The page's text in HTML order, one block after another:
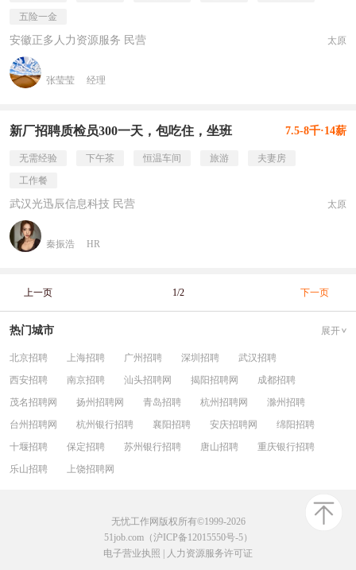
五险一金
安徽正多人力资源服务 民营 太原
张莹莹 经理
新厂招聘质检员300一天，包吃住，坐班 7.5-8千·14薪
无需经验 下午茶 恒温车间 旅游
夫妻房
工作餐
武汉光迅辰信息科技 民营 太原
秦振浩 HR
上一页 1/2 下一页
热门城市 展开
北京招聘 上海招聘 广州招聘 深圳招聘
武汉招聘
西安招聘
南京招聘 汕头招聘网 揭阳招聘网
成都招聘
茂名招聘网
扬州招聘网 青岛招聘 杭州招聘网
滁州招聘
台州招聘网
杭州银行招聘 襄阳招聘 安庆招聘网
绵阳招聘
十堰招聘
保定招聘 苏州银行招聘 唐山招聘
重庆银行招聘
乐山招聘
上饶招聘网
无忧工作网版权所有©1999-2026
51job.com（沪ICP备12015550号-5）
电子营业执照
人力资源服务许可证